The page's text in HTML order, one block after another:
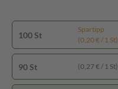
100 St
Spartipp
(0,20 € / 1 St)
90 St (0,27 € / 1 St)